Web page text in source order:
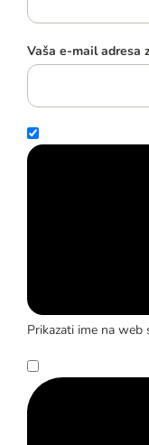
Vaša e-mail adresa
Prikazati ime na web